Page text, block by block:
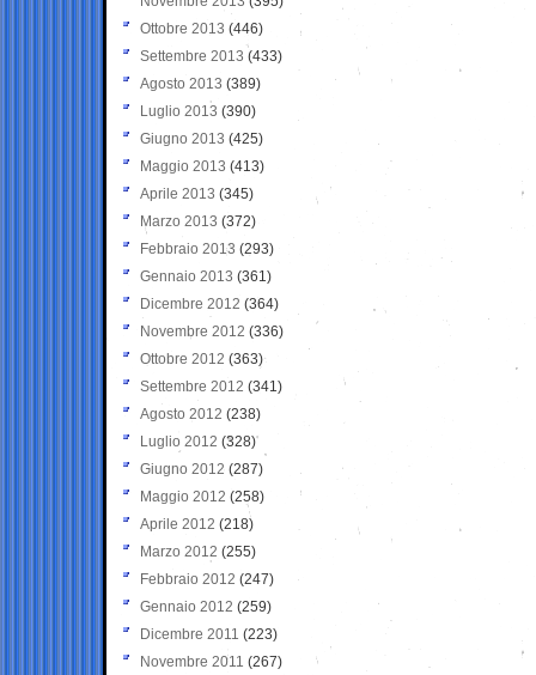
Ottobre 2013 (446)
Settembre 2013 (433)
Agosto 2013 (389)
Luglio 2013 (390)
Giugno 2013 (425)
Maggio 2013 (413)
Aprile 2013 (345)
Marzo 2013 (372)
Febbraio 2013 (293)
Gennaio 2013 (361)
Dicembre 2012 (364)
Novembre 2012 (336)
Ottobre 2012 (363)
Settembre 2012 (341)
Agosto 2012 (238)
Luglio 2012 (328)
Giugno 2012 (287)
Maggio 2012 (258)
Aprile 2012 (218)
Marzo 2012 (255)
Febbraio 2012 (247)
Gennaio 2012 (259)
Dicembre 2011 (223)
Novembre 2011 (267)